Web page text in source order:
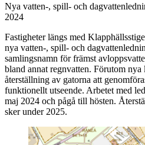
Nya vatten-, spill- och
2024
Fastigheter längs med
nya vatten-, spill- och
samlingsnamn för främst
bland annat regnvatten. Förutom nya
återställning av gatorna att
funktionellt utseende. Arbetet med
maj 2024 och pågå till hösten.
sker under 2025.